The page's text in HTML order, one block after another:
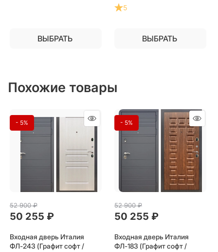
ВЫБРАТЬ
5
ВЫБРАТЬ
Похожие товары
- 5%
52 900 ₽
50 255 ₽
Входная дверь Италия
ФЛ-243 (Графит софт /
- 5%
52 900 ₽
50 255 ₽
Входная дверь Италия
ФЛ-183 (Графит софт /